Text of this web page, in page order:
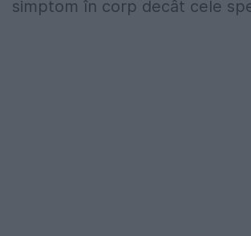
simptom în corp decât cele